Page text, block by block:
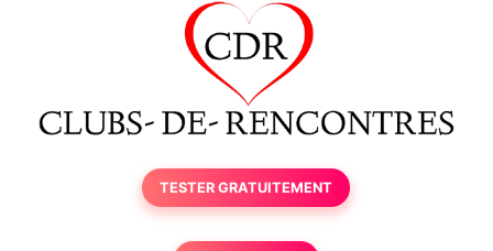
TESTER GRATUITEMENT